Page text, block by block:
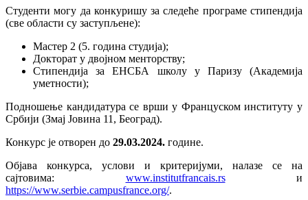
Студенти могу да конкуришу за следеће програме стипендија
(све области су заступљене):
Мастер 2 (5. година студија);
Докторат у двојном менторству;
Стипендија за ЕНСБА школу у Паризу (Академија
уметности);
Подношење кандидатура се врши у Француском институту у
Србији (Змај Јовина 11, Београд).
Конкурс је отворен до 29.03.2024. године.
Објава конкурса, услови и критеријуми, налазе се на
сајтовима: www.institutfrancais.rsи
https://www.serbie.campusfrance.org/.